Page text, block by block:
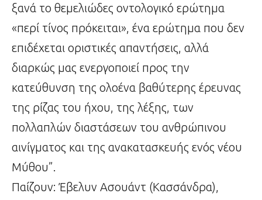
ξανά το θεμελιώδες οντολογικό ερώτημα
«περί τίνος πρόκειται», ένα ερώτημα που δεν
επιδέχεται οριστικές απαντήσεις, αλλά
διαρκώς μας ενεργοποιεί προς την
κατεύθυνση της ολοένα βαθύτερης έρευνας
της ρίζας του ήχου, της λέξης, των
πολλαπλών διαστάσεων του ανθρώπινου
αινίγματος και της ανακατασκευής ενός νέου
Μύθου”.
Παίζουν: Έβελυν Ασουάντ (Κασσάνδρα),